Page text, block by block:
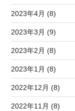
2023年4月 (8)
2023年3月 (9)
2023年2月 (8)
2023年1月 (8)
2022年12月 (8)
2022年11月 (8)